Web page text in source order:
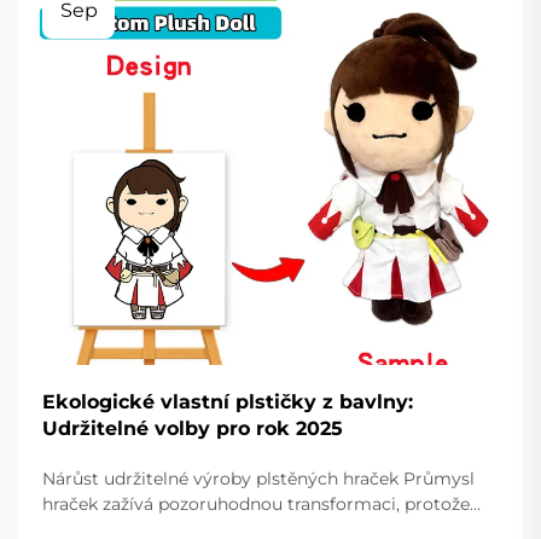
Sep
Ekologické vlastní plstičky z bavlny:
Udržitelné volby pro rok 2025
Nárůst udržitelné výroby plstěných hraček Průmysl
hraček zažívá pozoruhodnou transformaci, protože